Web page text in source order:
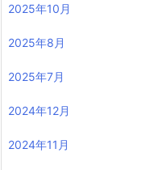
2025年10月
2025年8月
2025年7月
2024年12月
2024年11月